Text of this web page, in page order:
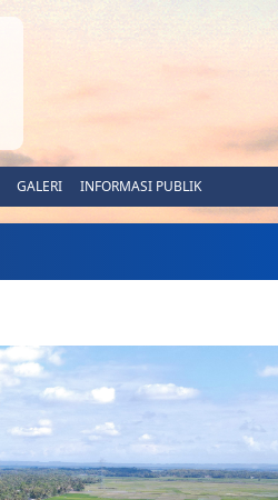
GALERI INFORMASI PUBLIK